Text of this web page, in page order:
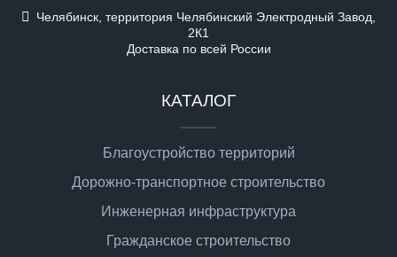
Челябинск, территория Челябинский Электродный Завод,
2К1
Доставка по всей России
КАТАЛОГ
Благоустройство территорий
Дорожно-транспортное строительство
Инженерная инфраструктура
Гражданское строительство